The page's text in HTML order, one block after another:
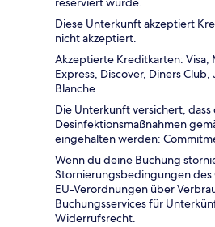
Diese Unterkunft akzeptiert
nicht akzeptiert.
Akzeptierte Kreditkarten: Visa,
Express, Discover, Diners
Blanche
Die Unterkunft versichert,
Desinfektionsmaßnahmen
eingehalten werden:
Wenn du deine Buchung
Stornierungsbedingungen des
EU-Verordnungen über
Buchungsservices für
Widerrufsrecht.